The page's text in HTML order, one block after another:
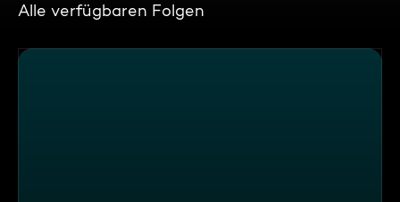
Alle verfügbaren Folgen